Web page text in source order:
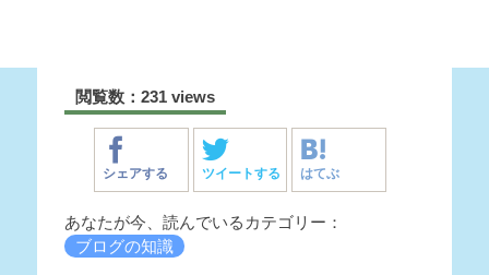
閲覧数：231 views
シェアする ツイートする はてぶ
あなたが今、読んでいるカテゴリー：
ブログの知識